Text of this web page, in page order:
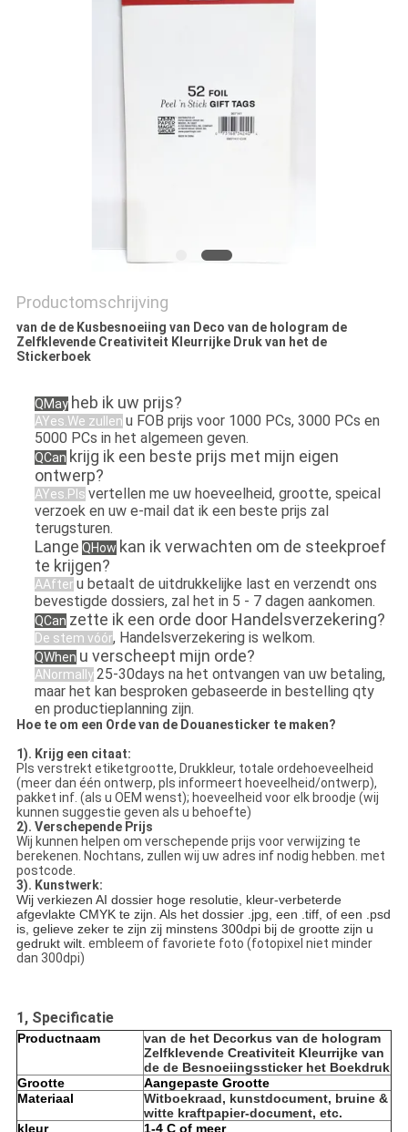
Productomschrijving
van de de Kusbesnoeiing van Deco van de hologram de
Zelfklevende Creativiteit Kleurrijke Druk van het de
Stickerboek
QMay heb ik uw prijs?
AYes.We zullen u FOB prijs voor 1000 PCs, 3000 PCs en
5000 PCs in het algemeen geven.
QCan krijg ik een beste prijs met mijn eigen
ontwerp?
AYes.Pls vertellen me uw hoeveelheid, grootte, speical
verzoek en uw e-mail dat ik een beste prijs zal
terugsturen.
Lange QHow kan ik verwachten om de steekproef
te krijgen?
AAfter u betaalt de uitdrukkelijke last en verzendt ons
bevestigde dossiers, zal het in 5 - 7 dagen aankomen.
QCan zette ik een orde door Handelsverzekering?
De stem vóór, Handelsverzekering is welkom.
QWhen u verscheept mijn orde?
ANormally25-30days na het ontvangen van uw betaling,
maar het kan besproken gebaseerde in bestelling qty
en productieplanning zijn.
Hoe te om een Orde van de Douanesticker te maken?
1). Krijg een citaat:
Pls verstrekt etiketgrootte, Drukkleur, totale ordehoeveelheid
(meer dan één ontwerp, pls informeert hoeveelheid/ontwerp),
pakket inf. (als u OEM wenst); hoeveelheid voor elk broodje (wij
kunnen suggestie geven als u behoefte)
2). Verschepende Prijs
Wij kunnen helpen om verschepende prijs voor verwijzing te
berekenen. Nochtans, zullen wij uw adres inf nodig hebben. met
postcode.
3). Kunstwerk:
Wij verkiezen AI dossier hoge resolutie, kleur-verbeterde
afgevlakte CMYK te zijn. Als het dossier .jpg, een .tiff, of een .psd
is, gelieve zeker te zijn zij minstens 300dpi bij de grootte zijn u
gedrukt wilt. embleem of favoriete foto (fotopixel niet minder
dan 300dpi)
1, Specificatie
Productnaam
van de het Decorkus van de hologram
Zelfklevende Creativiteit Kleurrijke van
de de Besnoeiingssticker het Boekdruk
Grootte
Aangepaste Grootte
Materiaal
Witboekraad, kunstdocument, bruine &
witte kraftpapier-document, etc.
kleur
1-4 C of meer